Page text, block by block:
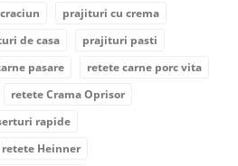
prajituri cu crema
de casa
prajituri pasti
pasare
retete carne porc vita
retete Crama Oprisor
rapide
retete Heinner